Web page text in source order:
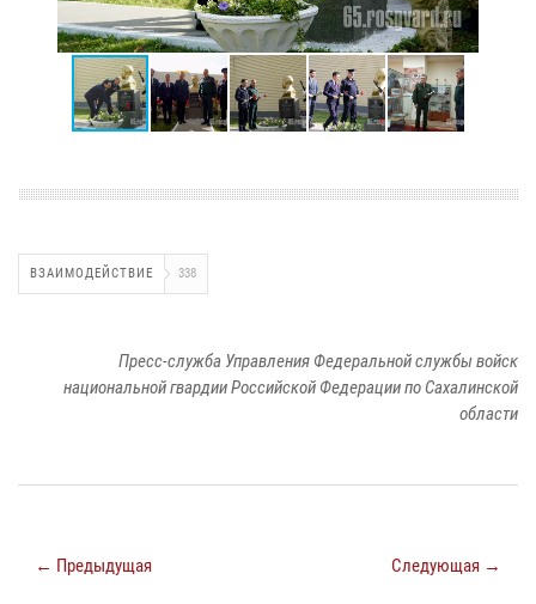
ВЗАИМОДЕЙСТВИЕ 338
Пресс-служба Управления Федеральной службы войск
национальной гвардии Российской Федерации по Сахалинской
области
← Предыдущая Следующая →